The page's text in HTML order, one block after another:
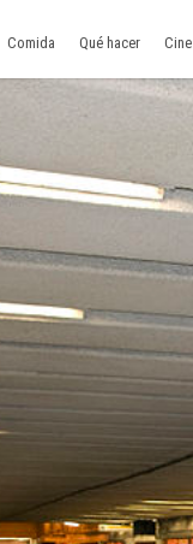
Comida Qué hacer